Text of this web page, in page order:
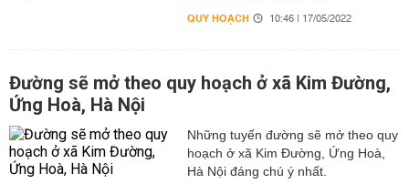
QUY HOẠCH 10:46 | 17/05/2022
Đường sẽ mở theo quy hoạch ở xã Kim Đường,
Ứng Hoà, Hà Nội
Những tuyến đường sẽ mở theo quy
hoạch ở xã Kim Đường, Ứng Hoà,
Hà Nội đáng chú ý nhất.